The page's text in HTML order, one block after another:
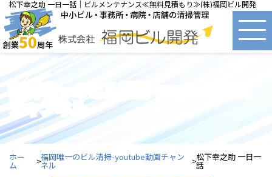
松下幸之助 一日一話｜ビルメンテナンス≪無料見積もり≫(株)福岡ビル開発
福岡唯一のビル清掃-youtube動画
チャンネル
ホー
ム
福岡唯一のビル清掃-youtube動画チャン
ネル
松下幸之助 一日一
話